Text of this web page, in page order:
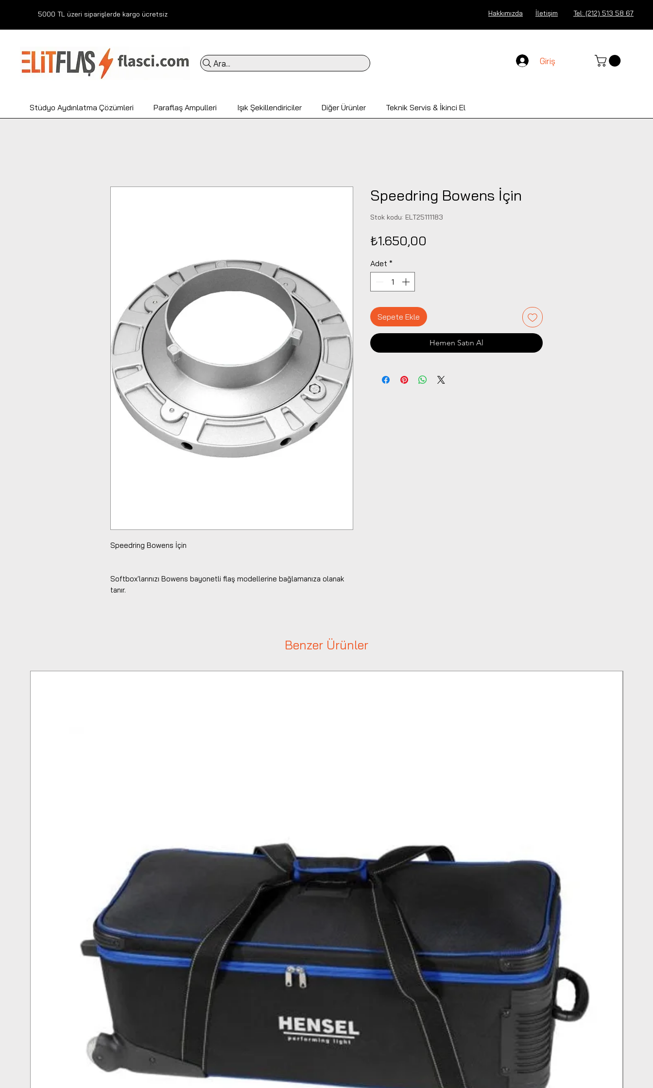
5000 TL üzeri siparişlerde kargo ücretsiz Hakkımızda İletişim Tel: (212) 513 58 67
Ara... Giriş
Stüdyo Aydınlatma Çözümleri Paraflaş Ampulleri Işık Şekillendiriciler Diğer Ürünler Teknik Servis & İkinci El
Speedring Bowens İçin
Softbox'larınızı Bowens bayonetli flaş modellerine bağlamanıza olanak
tanır.
Speedring Bowens İçin
Stok kodu: ELT25111183
₺1.650,00
Adet *
Sepete Ekle
Hemen Satın Al
Benzer Ürünler